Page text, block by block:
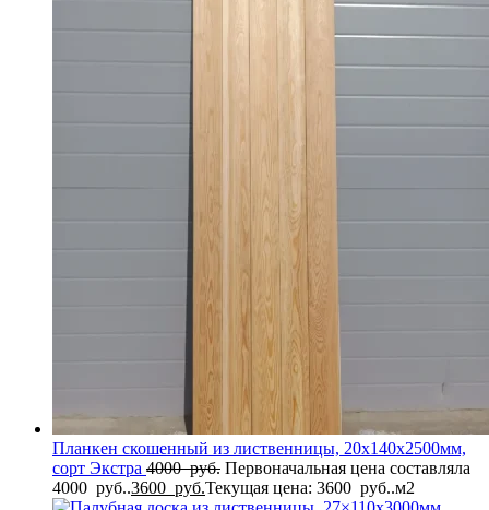
Планкен скошенный из лиственницы, 20x140x2500мм,
сорт Экстра 4000руб. Первоначальная цена составляла
4000 руб..3600 руб.Текущая цена: 3600 руб..м2